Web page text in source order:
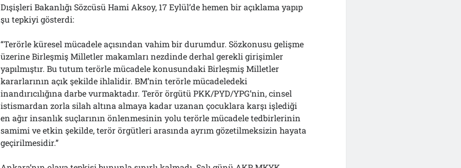
Dışişleri Bakanlığı Sözcüsü Hami Aksoy, 17 Eylül’de hemen bir açıklama yapıp
şu tepkiyi gösterdi:
“Terörle küresel mücadele açısından vahim bir durumdur. Sözkonusu gelişme
üzerine Birleşmiş Milletler makamları nezdinde derhal gerekli girişimler
yapılmıştır. Bu tutum terörle mücadele konusundaki Birleşmiş Milletler
kararlarının açık şekilde ihlalidir. BM’nin terörle mücadeledeki
inandırıcılığına darbe vurmaktadır. Terör örgütü PKK/PYD/YPG’nin, cinsel
istismardan zorla silah altına almaya kadar uzanan çocuklara karşı işlediği
en ağır insanlık suçlarının önlenmesinin yolu terörle mücadele tedbirlerinin
samimi ve etkin şekilde, terör örgütleri arasında ayrım gözetilmeksizin hayata
geçirilmesidir.”